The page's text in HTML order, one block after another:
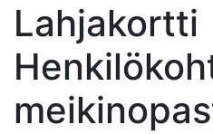
Lahjakortti